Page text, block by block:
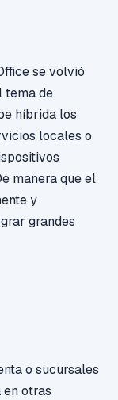
se volvió
tema de
híbrida los
locales o
manera que el
y
grandes
o sucursales
en otras